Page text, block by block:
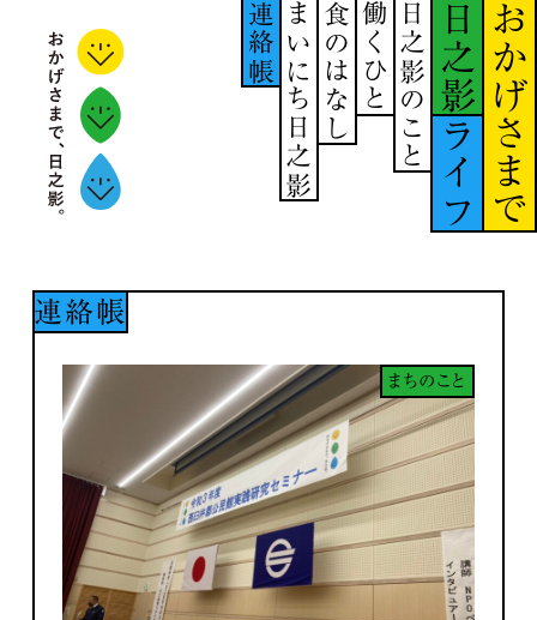
おかげさまで
日之影
ライフ
日之影のこと
働くひと
食のはなし
まいにち日之影
連絡帳
連絡帳
まちのこと